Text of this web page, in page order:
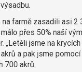
na farmě zasadili asi 2
přes 50% naší
„Letěli jsme na
a pak jsme
700 akrů.